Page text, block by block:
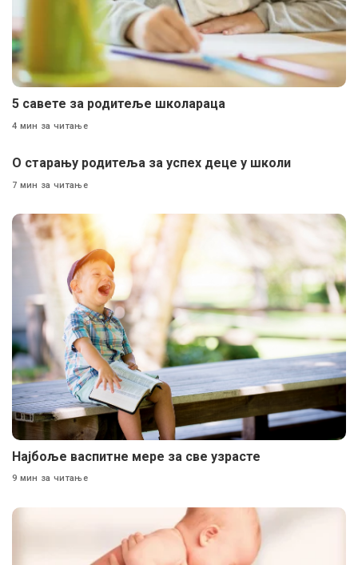
5 савете за родитеље школараца
4 мин за читање
О старању родитеља за успех деце у школи
7 мин за читање
Најбоље васпитне мере за све узрасте
9 мин за читање